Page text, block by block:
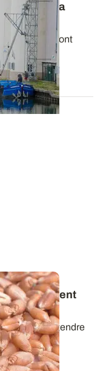
expliquer la
céréales sont
: comment
?
de blé tendre